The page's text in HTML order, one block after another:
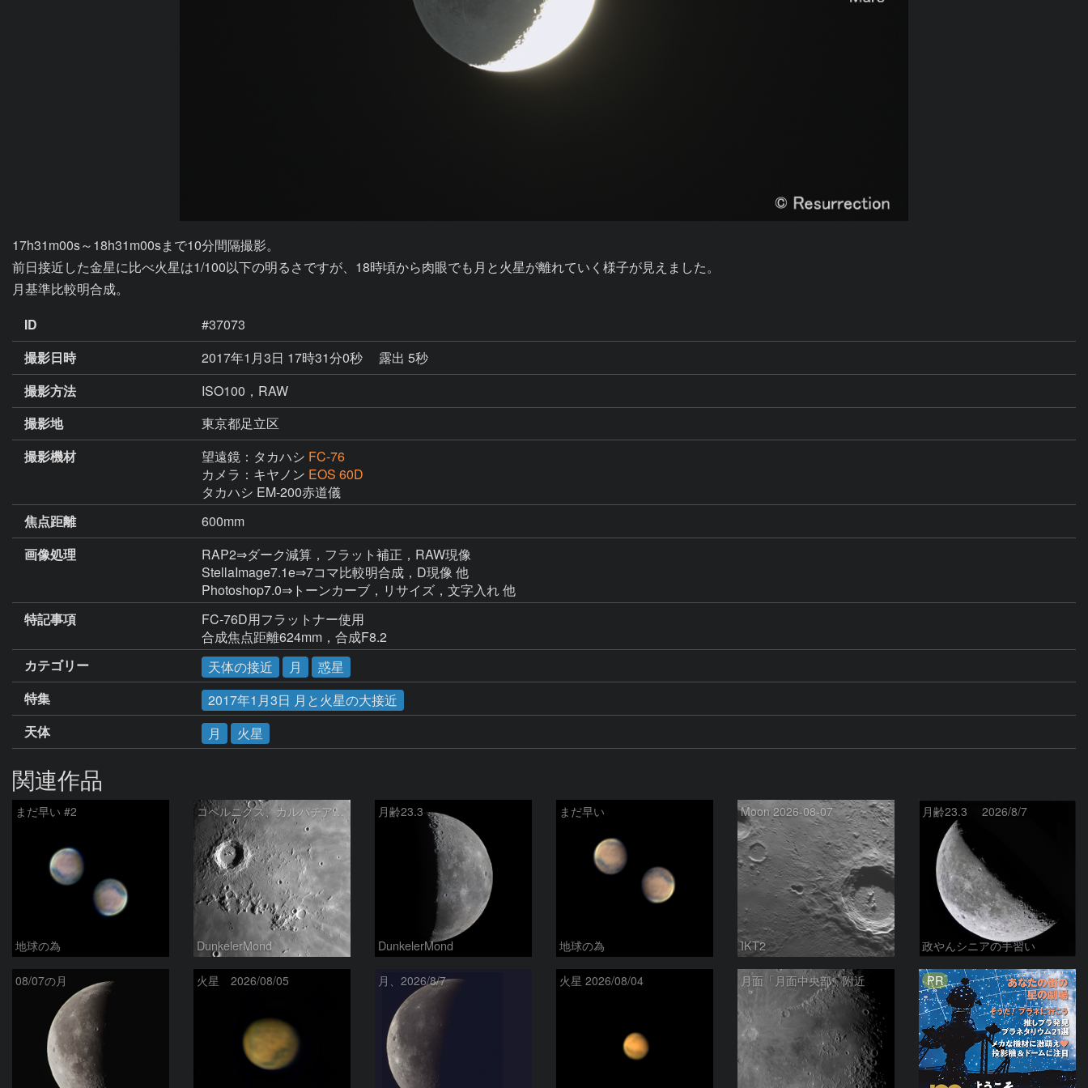
17h31m00s～18h31m00sまで10分間隔撮影。
前日接近した金星に比べ火星は1/100以下の明るさですが、18時頃から肉眼でも月と火星が離れていく様子が見えました。
月基準比較明合成。
ID
#37073
撮影日時
2017年1月3日 17時31分0秒
露出 5秒
撮影方法
ISO100，RAW
撮影地
東京都足立区
撮影機材
望遠鏡：タカハシ FC-76
カメラ：キヤノン EOS 60D
タカハシ EM-200赤道儀
焦点距離
600mm
画像処理
RAP2⇒ダーク減算，フラット補正，RAW現像
StellaImage7.1e⇒7コマ比較明合成，D現像 他
Photoshop7.0⇒トーンカーブ，リサイズ，文字入れ 他
特記事項
FC-76D用フラットナー使用
合成焦点距離624mm，合成F8.2
カテゴリー
天体の接近 月
惑星
特集
2017年1月3日 月と火星の大接近
天体
月 火星
関連作品
まだ早い #2
地球の為
コペルニクス、カルパチア山脈付近
DunkelerMond
月齢23.3
DunkelerMond
まだ早い
地球の為
Moon 2026-08-07
IKT2
月齢23.3 2026/8/7
政やんシニアの手習い
08/07の月 火星 2026/08/05 月、2026/8/7 火星 2026/08/04 月面「月面中央部」附近 PR